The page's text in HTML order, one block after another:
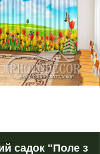
садок "Поле з